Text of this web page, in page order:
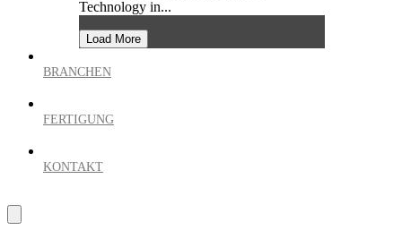
Technology in...
Load More
BRANCHEN
FERTIGUNG
KONTAKT